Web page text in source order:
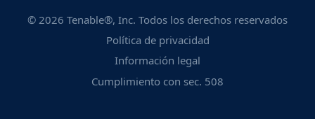
© 2026 Tenable®, Inc. Todos los derechos reservados
Política de privacidad
Información legal
Cumplimiento con sec. 508